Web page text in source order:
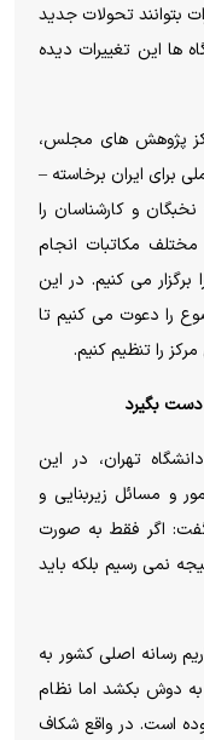
بتوانند تحولات جدید
ها این تغییرات دیده
پژوهش های مجلس،
ایران برخاسته –
و کارشناسان را
مکاتبات انجام
می کنیم. در این
را دعوت می کنیم تا
را تنظیم کنیم.
دست بگیرد
تهران، در این
و مسائل زیربنایی و
گفت: اگر فقط به صورت
نمی رسیم بلکه باید
رسانه اصلی کشور به
به دوش بکشد اما نظام
است. در واقع شکاف